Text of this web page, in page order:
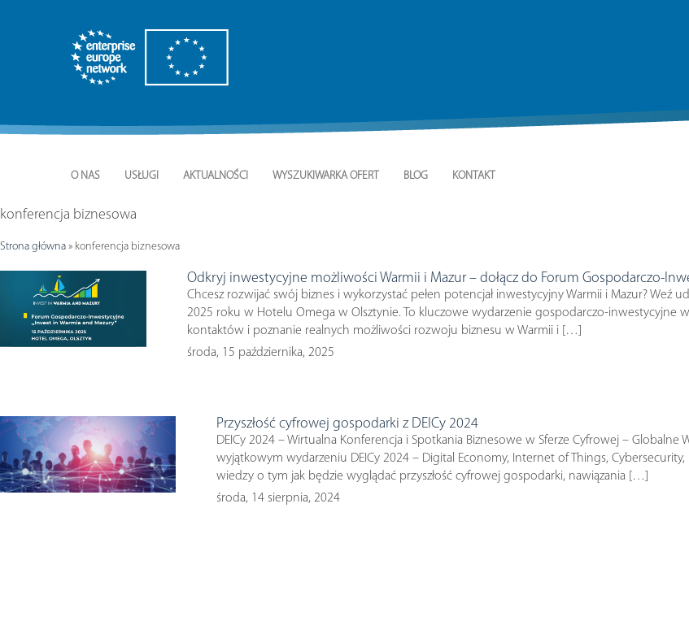
O NAS USŁUGI AKTUALNOŚCI WYSZUKIWARKA OFERT BLOG KONTAKT
konferencja biznesowa
Strona główna » konferencja biznesowa
Odkryj inwestycyjne możliwości Warmii i Mazur – dołącz do Forum Gospodarczo-
Chcesz rozwijać swój biznes i wykorzystać pełen potencjał inwestycyjny Warmii i Mazur? Weź
2025 roku w Hotelu Omega w Olsztynie. To kluczowe wydarzenie gospodarczo-
kontaktów i poznanie realnych możliwości rozwoju biznesu w Warmii i […]
środa, 15 października, 2025
Przyszłość cyfrowej gospodarki z DEICy 2024
DEICy 2024 – Wirtualna Konferencja i Spotkania Biznesowe w Sferze Cyfrowej – Globalne
wyjątkowym wydarzeniu DEICy 2024 – Digital Economy, Internet of Things,
wiedzy o tym jak będzie wyglądać przyszłość cyfrowej gospodarki, nawiązania […]
środa, 14 sierpnia, 2024